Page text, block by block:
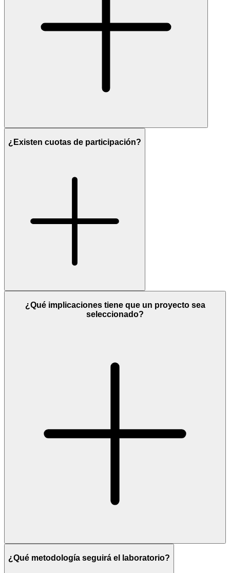
¿Existen cuotas de participación?
¿Qué implicaciones tiene que un proyecto sea
seleccionado?
¿Qué metodología seguirá el laboratorio?